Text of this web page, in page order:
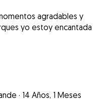
agradables y
yo estoy encantada
· 14 Años, 1 Meses